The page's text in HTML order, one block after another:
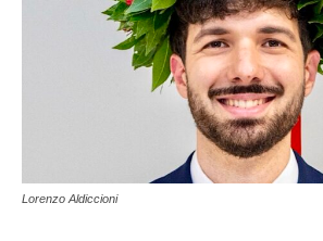
Lorenzo Aldiccioni